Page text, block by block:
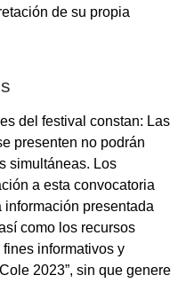
de su propia
del festival constan: Las
presenten no podrán
simultáneas. Los
a esta convocatoria
presentada
como los recursos
informativos y
2023”, sin que genere